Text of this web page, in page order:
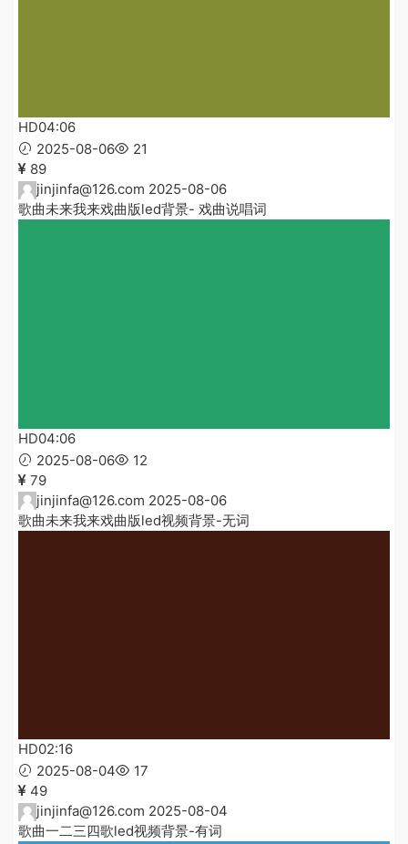
HD04:06
2025-08-06
21
89
jinjinfa@126.com 2025-08-06
歌曲未来我来戏曲版led背景- 戏曲说唱词
HD04:06
2025-08-06
12
79
jinjinfa@126.com 2025-08-06
歌曲未来我来戏曲版led视频背景-无词
HD02:16
2025-08-04
17
49
jinjinfa@126.com 2025-08-04
歌曲一二三四歌led视频背景-有词